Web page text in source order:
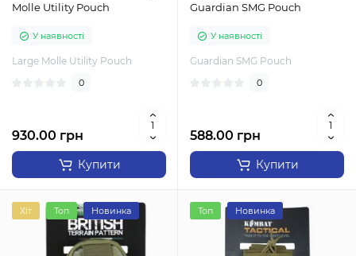
Molle Utility Pouch
У наявності
Large Molle Utility Pouch
0
930.00 грн
Купити
Guardian SMG Pouch
У наявності
Guardian SMG Pouch
0
588.00 грн
Купити
Хіт Топ Новинка Топ Новинка